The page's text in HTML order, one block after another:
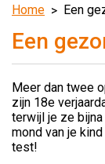
Home Een
Een
Meer dan twee
zijn 18e
terwijl je ze
mond van je
test!